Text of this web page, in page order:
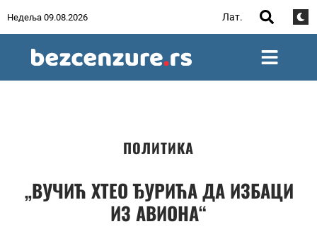
Недеља 09.08.2026 Лат.
ПОЛИТИКА
„ВУЧИЋ ХТЕО ЂУРИЋА ДА ИЗБАЦИ
ИЗ АВИОНА“